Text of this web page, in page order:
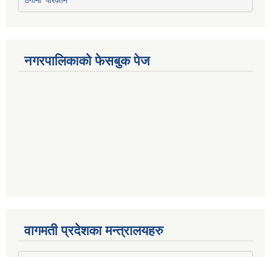
नगरपालिकाको फेसबुक पेज
वागमती प्रदेशका मन्त्रालयहरु